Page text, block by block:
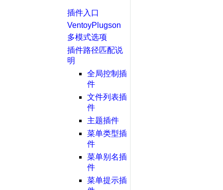
插件入口
VentoyPlugson
多模式选项
插件路径匹配说
明
全局控制插
件
文件列表插
件
主题插件
菜单类型插
件
菜单别名插
件
菜单提示插